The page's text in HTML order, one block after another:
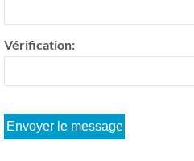
Vérification: